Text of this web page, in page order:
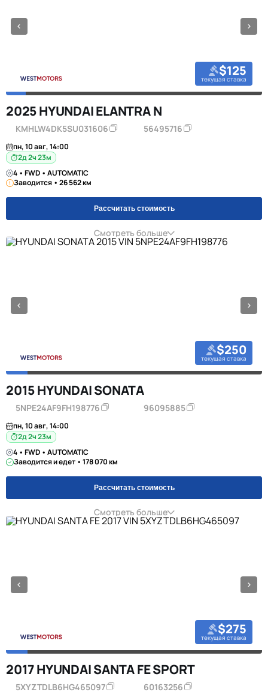
$125
текущая ставка
2025 HYUNDAI ELANTRA N
KMHLW4DK5SU031606 56495716
пн, 10 авг, 14:00
2д 2ч 23м
4 • FWD • AUTOMATIC
Заводится • 26 562 км
Рассчитать стоимость
Смотреть больше
$250
текущая ставка
2015 HYUNDAI SONATA
5NPE24AF9FH198776 96095885
пн, 10 авг, 14:00
2д 2ч 23м
4 • FWD • AUTOMATIC
Заводится и едет • 178 070 км
Рассчитать стоимость
Смотреть больше
$275
текущая ставка
2017 HYUNDAI SANTA FE SPORT
5XYZTDLB6HG465097 60163256